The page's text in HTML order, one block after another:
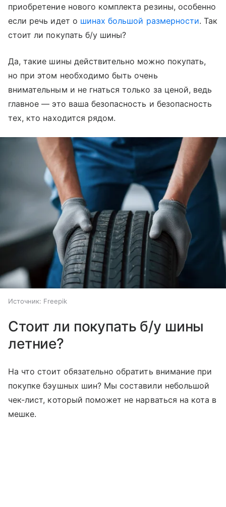
приобретение нового комплекта резины, особенно
если речь идет о шинах большой размерности. Так
стоит ли покупать б/у шины?
Да, такие шины действительно можно покупать,
но при этом необходимо быть очень
внимательным и не гнаться только за ценой, ведь
главное — это ваша безопасность и безопасность
тех, кто находится рядом.
Источник: Freepik
Стоит ли покупать б/у шины
летние?
На что стоит обязательно обратить внимание при
покупке бэушных шин? Мы составили небольшой
чек-лист, который поможет не нарваться на кота в
мешке.